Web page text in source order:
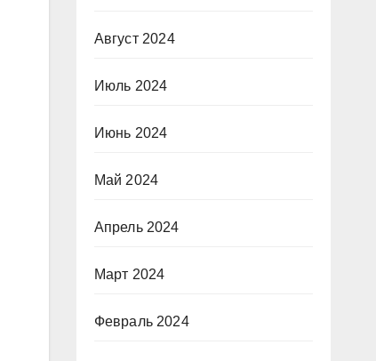
Август 2024
Июль 2024
Июнь 2024
Май 2024
Апрель 2024
Март 2024
Февраль 2024